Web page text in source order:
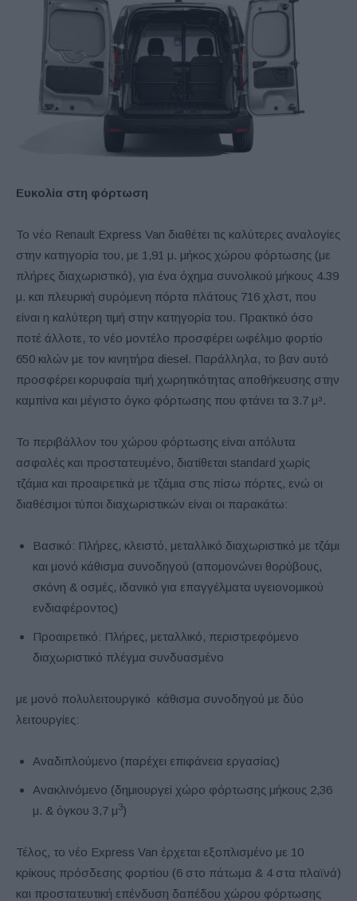
Ευκολία στη φόρτωση
Το νέο Renault Express Van διαθέτει τις καλύτερες αναλογίες
στην κατηγορία του, με 1,91 μ. μήκος χώρου φόρτωσης (με
πλήρες διαχωριστικό), για ένα όχημα συνολικού μήκους 4.39
μ. και πλευρική συρόμενη πόρτα πλάτους 716 χλστ, που
είναι η καλύτερη τιμή στην κατηγορία του. Πρακτικό όσο
ποτέ άλλοτε, το νέο μοντέλο προσφέρει ωφέλιμο φορτίο
650 κιλών με τον κινητήρα diesel. Παράλληλα, το βαν αυτό
προσφέρει κορυφαία τιμή χωρητικότητας αποθήκευσης στην
καμπίνα και μέγιστο όγκο φόρτωσης που φτάνει τα 3.7 μ³.
Το περιβάλλον του χώρου φόρτωσης είναι απόλυτα
ασφαλές και προστατευμένο, διατίθεται standard χωρίς
τζάμια και προαιρετικά με τζάμια στις πίσω πόρτες, ενώ οι
διαθέσιμοι τύποι διαχωριστικών είναι οι παρακάτω:
Βασικό: Πλήρες, κλειστό, μεταλλικό διαχωριστικό με τζάμι
και μονό κάθισμα συνοδηγού (απομονώνει θορύβους,
σκόνη & οσμές, ιδανικό για επαγγέλματα υγειονομικού
ενδιαφέροντος)
Προαιρετικό: Πλήρες, μεταλλικό, περιστρεφόμενο
διαχωριστικό πλέγμα συνδυασμένο
με μονό πολυλειτουργικό κάθισμα συνοδηγού με δύο
λειτουργίες:
Αναδιπλούμενο (παρέχει επιφάνεια εργασίας)
Ανακλινόμενο (δημιουργεί χώρο φόρτωσης μήκους 2,36
μ. & όγκου 3,7 μ3)
Τέλος, το νέο Express Van έρχεται εξοπλισμένο με 10
κρίκους πρόσδεσης φορτίου (6 στο πάτωμα & 4 στα πλαϊνά)
και προστατευτική επένδυση δαπέδου χώρου φόρτωσης